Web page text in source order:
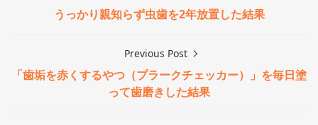
うっかり親知らず虫歯を2年放置した結果
Previous Post
「歯垢を赤くするやつ（プラークチェッカー）」を毎日塗
って歯磨きした結果